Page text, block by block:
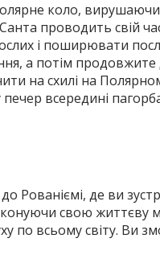
Полярне коло,
проводить свій
і поширювати
а потім
на схилі на
всередині
де ви
свою життєву
по всьому світу. Ви